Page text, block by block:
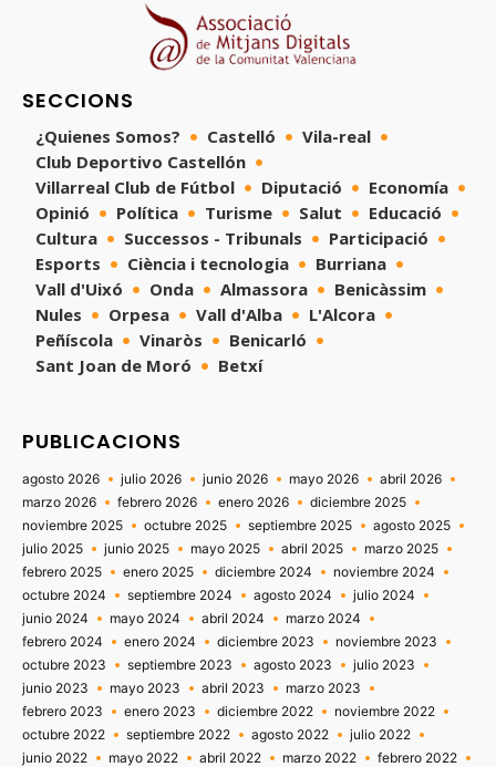
SECCIONS
¿Quienes Somos? Castelló
Vila-real
Club Deportivo Castellón
Villarreal Club de Fútbol
Diputació
Economía
Opinió
Política Turisme Salut
Educació
Cultura
Successos - Tribunals
Participació
Esports
Ciència i tecnologia
Burriana
Vall d'Uixó
Onda Almassora
Benicàssim
Nules
Orpesa Vall d'Alba
L'Alcora
Peñíscola
Vinaròs
Benicarló
Sant Joan de Moró
Betxí
PUBLICACIONS
agosto 2026 julio 2026 junio 2026 mayo 2026
abril 2026
marzo 2026
febrero 2026 enero 2026
diciembre 2025
noviembre 2025
octubre 2025 septiembre 2025
agosto 2025
julio 2025
junio 2025 mayo 2025 abril 2025
marzo 2025
febrero 2025
enero 2025 diciembre 2024
noviembre 2024
octubre 2024
septiembre 2024 agosto 2024
julio 2024
junio 2024
mayo 2024 abril 2024
marzo 2024
febrero 2024
enero 2024 diciembre 2023
noviembre 2023
octubre 2023
septiembre 2023 agosto 2023
julio 2023
junio 2023
mayo 2023 abril 2023
marzo 2023
febrero 2023
enero 2023 diciembre 2022
noviembre 2022
octubre 2022
septiembre 2022 agosto 2022
julio 2022
junio 2022
mayo 2022 abril 2022 marzo 2022
febrero 2022